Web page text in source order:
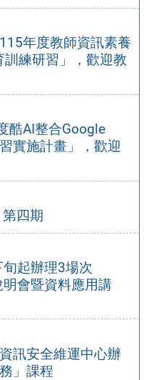
年度教師資訊素養
練研習」，歡迎教
酷AI整合Google
實施計畫」，歡迎
第四期
起辦理3場次
明會暨資料應用講
訊安全維運中心辦
」課程